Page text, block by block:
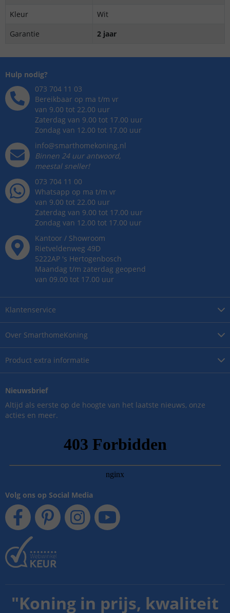
Kleur
Wit
Garantie
2 jaar
Over SmarthomeKoning
Product extra informatie
Klantenservice
Hulp nodig?
073 704 11 03
Bereikbaar op ma t/m vr
van 9.00 tot 22.00 uur
Zaterdag van 9.00 tot 17.00 uur
Zondag van 12.00 tot 17.00 uur
info@smarthomekoning.nl
Binnen 24 uur antwoord,
meestal sneller!
073 704 11 00
Whatsapp op ma t/m vr
van 9.00 tot 22.00 uur
Zaterdag van 9.00 tot 17.00 uur
Zondag van 12.00 tot 17.00 uur
Kantoor / Showroom
Rietveldenweg 49D
5222AP 's Hertogenbosch
Maandag t/m zaterdag geopend
van 09.00 tot 17.00 uur
Nieuwsbrief
Altijd als eerste op de hoogte van het laatste nieuws, onze
acties en meer.
Volg ons op Social Media
"Koning in prijs, kwaliteit